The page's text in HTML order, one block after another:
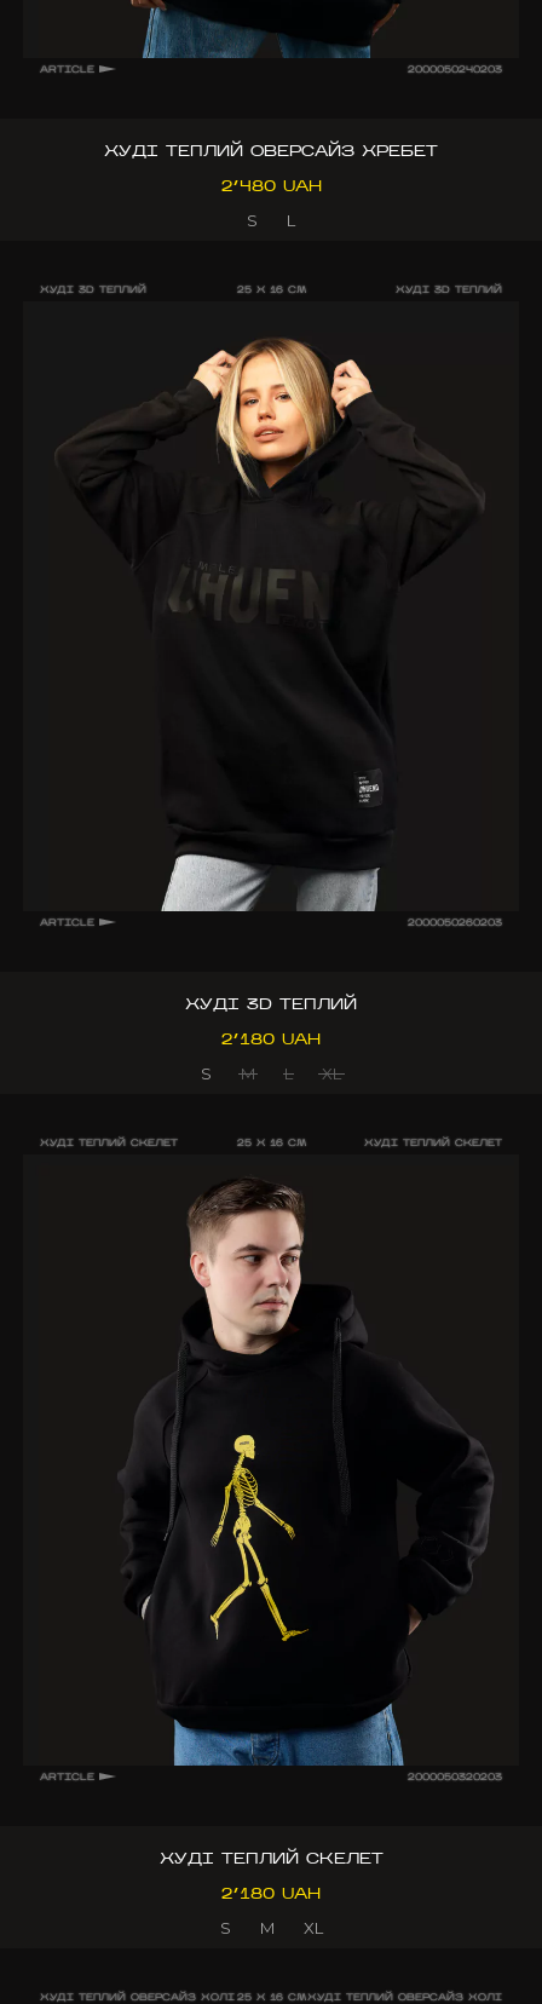
ARTICLE 2000050240203
ХУДІ ТЕПЛИЙ ОВЕРСАЙЗ ХРЕБЕТ
2’480 UAH
S
L
ХУДІ 3D ТЕПЛИЙ 25 X 16 CM ХУДІ 3D ТЕПЛИЙ
ARTICLE 2000050260203
ХУДІ 3D ТЕПЛИЙ
2’180 UAH
S
M L XL
ХУДІ ТЕПЛИЙ СКЕЛЕТ 25 X 16 CM ХУДІ ТЕПЛИЙ СКЕЛЕТ
ARTICLE 2000050320203
ХУДІ ТЕПЛИЙ СКЕЛЕТ
2’180 UAH
S
M XL
ХУДІ ТЕПЛИЙ ОВЕРСАЙЗ ХОЛІ 25 X 16 CM ХУДІ ТЕПЛИЙ ОВЕРСАЙЗ ХОЛІ